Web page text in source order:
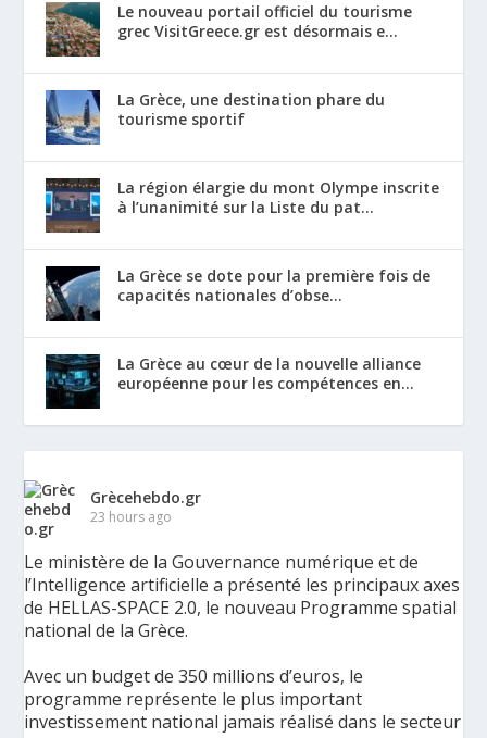
Le nouveau portail officiel du tourisme
grec VisitGreece.gr est désormais e...
La Grèce, une destination phare du
tourisme sportif
La région élargie du mont Olympe inscrite
à l’unanimité sur la Liste du pat...
La Grèce se dote pour la première fois de
capacités nationales d’obse...
La Grèce au cœur de la nouvelle alliance
européenne pour les compétences en...
Grècehebdo.gr
23 hours ago
Le ministère de la Gouvernance numérique et de
l’Intelligence artificielle a présenté les principaux axes
de HELLAS-SPACE 2.0, le nouveau Programme spatial
national de la Grèce.
Avec un budget de 350 millions d’euros, le
programme représente le plus important
investissement national jamais réalisé dans le secteur